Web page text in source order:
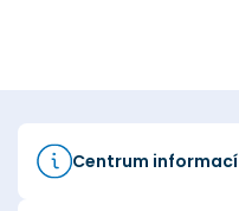
Centrum informací